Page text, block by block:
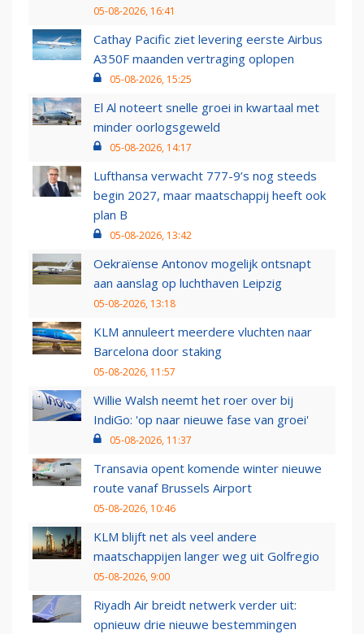
05-08-2026, 16:41
Cathay Pacific ziet levering eerste Airbus
A350F maanden vertraging oplopen
05-08-2026, 15:25
El Al noteert snelle groei in kwartaal met
minder oorlogsgeweld
05-08-2026, 14:17
Lufthansa verwacht 777-9’s nog steeds
begin 2027, maar maatschappij heeft ook
plan B
05-08-2026, 13:42
Oekraïense Antonov mogelijk ontsnapt
aan aanslag op luchthaven Leipzig
05-08-2026, 13:18
KLM annuleert meerdere vluchten naar
Barcelona door staking
05-08-2026, 11:57
Willie Walsh neemt het roer over bij
IndiGo: 'op naar nieuwe fase van groei'
05-08-2026, 11:37
Transavia opent komende winter nieuwe
route vanaf Brussels Airport
05-08-2026, 10:46
KLM blijft net als veel andere
maatschappijen langer weg uit Golfregio
05-08-2026, 9:00
Riyadh Air breidt netwerk verder uit:
opnieuw drie nieuwe bestemmingen